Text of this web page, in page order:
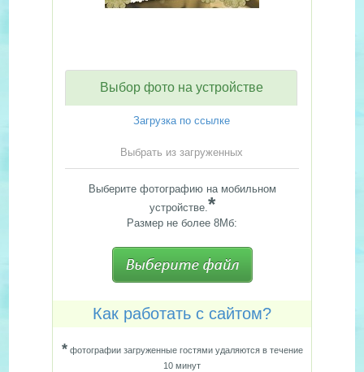
Выбор фото на устройстве
Загрузка по ссылке
Выбрать из загруженных
Выберите фотографию на мобильном
устройстве.*
Размер не более 8Мб:
Как работать с сайтом?
*фотографии загруженные гостями удаляются в течение
10 минут